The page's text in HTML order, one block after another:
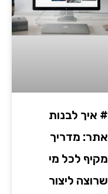
# איך לבנות
אתר: מדריך
מקיף לכל מי
שרוצה ליצור